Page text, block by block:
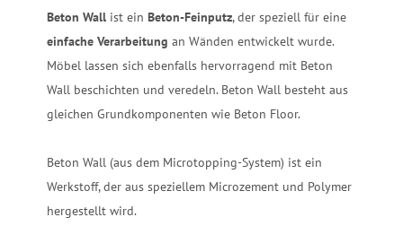
Beton Wall ist ein Beton-Feinputz, der speziell für eine
einfache Verarbeitung an Wänden entwickelt wurde.
Möbel lassen sich ebenfalls hervorragend mit Beton
Wall beschichten und veredeln. Beton Wall besteht aus
gleichen Grundkomponenten wie Beton Floor.
Beton Wall (aus dem Microtopping-System) ist ein
Werkstoff, der aus speziellem Microzement und Polymer
hergestellt wird.